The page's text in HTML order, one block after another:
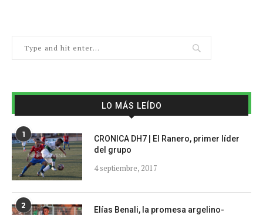
LO MÁS LEÍDO
1
CRONICA DH7 | El Ranero, primer líder
del grupo
4 septiembre, 2017
2
Elías Benali, la promesa argelino-